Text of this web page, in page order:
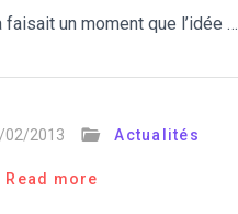
faisait un moment que l’idée …
02/2013 Actualités
Read more